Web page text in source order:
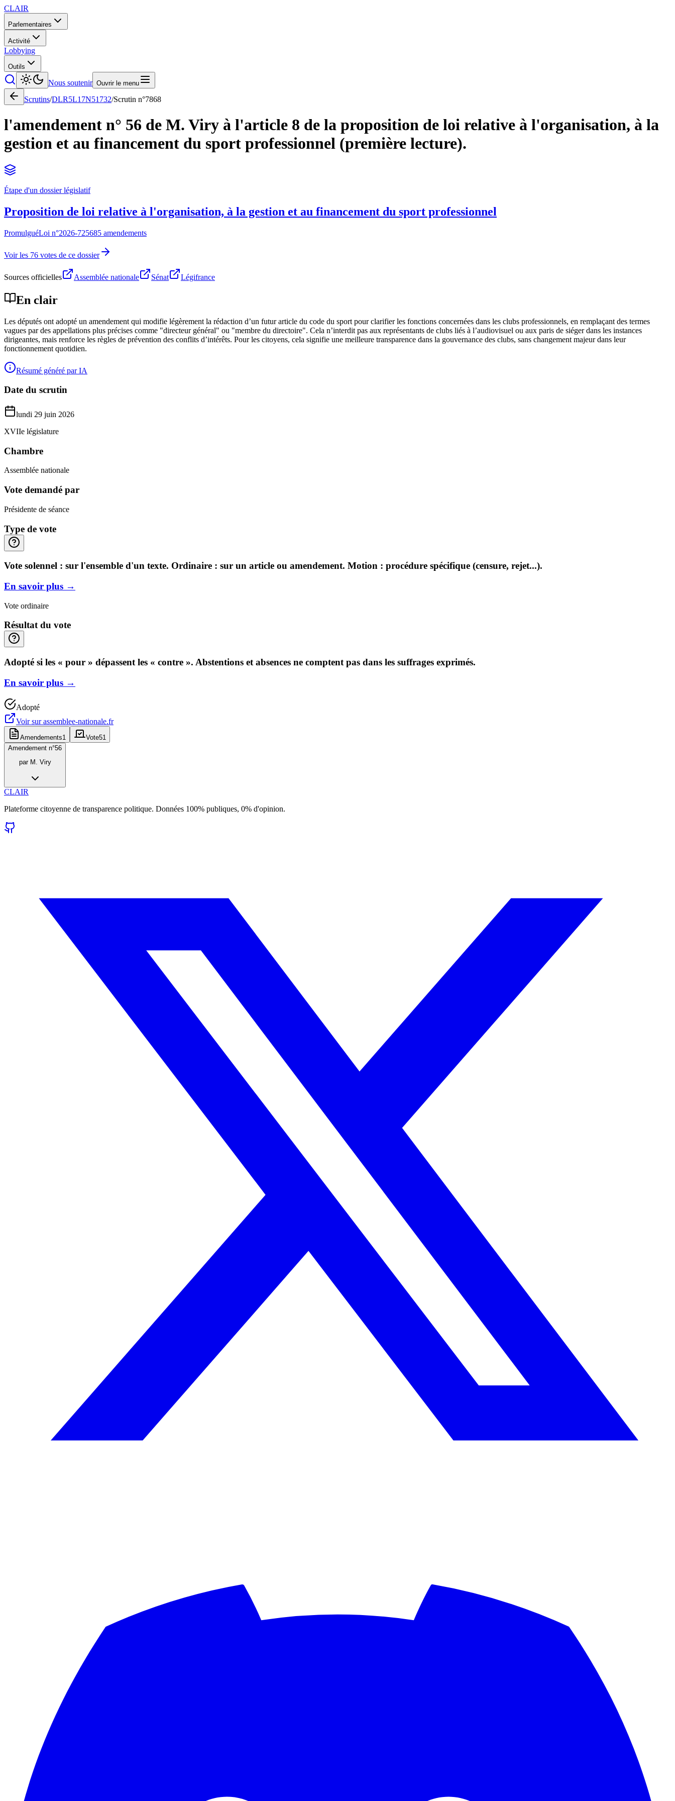
CLAIR
Parlementaires
Activité
Lobbying
Outils
Nous soutenir Ouvrir le menu
Scrutins/DLR5L17N51732/Scrutin n°7868
l'amendement n° 56 de M. Viry à l'article 8 de la proposition de loi relative à l'organisation, à la
gestion et au financement du sport professionnel (première lecture).
Étape d'un dossier législatif
Proposition de loi relative à l'organisation, à la gestion et au financement du sport professionnel
PromulguéLoi n°2026-725685 amendements
Voir les 76 votes de ce dossier
Sources officielles Assemblée nationale Sénat Légifrance
En clair
Les députés ont adopté un amendement qui modifie légèrement la rédaction d’un futur article du code du sport pour clarifier les fonctions concernées dans les clubs professionnels, en remplaçant des termes
vagues par des appellations plus précises comme "directeur général" ou "membre du directoire". Cela n’interdit pas aux représentants de clubs liés à l’audiovisuel ou aux paris de siéger dans les instances
dirigeantes, mais renforce les règles de prévention des conflits d’intérêts. Pour les citoyens, cela signifie une meilleure transparence dans la gouvernance des clubs, sans changement majeur dans leur
fonctionnement quotidien.
Résumé généré par IA
Date du scrutin
lundi 29 juin 2026
XVIIe législature
Chambre
Assemblée nationale
Vote demandé par
Présidente de séance
Type de vote
Vote solennel : sur l'ensemble d'un texte. Ordinaire : sur un article ou amendement. Motion : procédure spécifique (censure, rejet...).
En savoir plus →
Vote ordinaire
Résultat du vote
Adopté si les « pour » dépassent les « contre ». Abstentions et absences ne comptent pas dans les suffrages exprimés.
En savoir plus →
Adopté
Voir surassemblee-nationale.fr
Amendements1 Vote51
Amendement n°56
par M. Viry
CLAIR
Plateforme citoyenne de transparence politique. Données 100% publiques, 0% d'opinion.